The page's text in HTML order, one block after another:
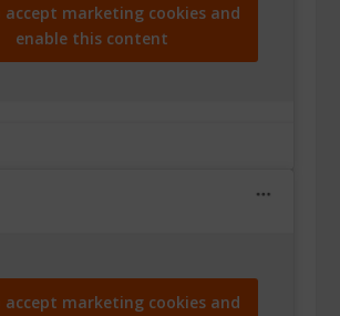
accept marketing cookies and
enable this content
accept marketing cookies and